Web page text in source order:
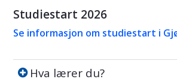
Studiestart 2026
Se informasjon om studiestart i
Hva lærer du?
Hva lærer du?